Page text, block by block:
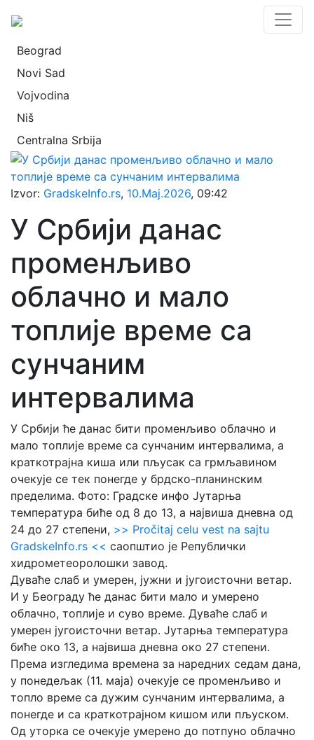
Beograd
Novi Sad
Vojvodina
Niš
Centralna Srbija
Izvor: GradskeInfo.rs, 10.Maj.2026, 09:42
У Србији данас
променљиво
облачно и мало
топлије време са
сунчаним
интервалима
У Србији ће данас бити променљиво облачно и
мало топлије време са сунчаним интервалима, а
краткотрајна киша или пљусак са грмљавином
очекује се тек понегде у брдско-планинским
пределима. Фото: Градске инфо Јутарња
температура биће од 8 до 13, а највиша дневна од
24 до 27 степени, >> Pročitaj celu vest na sajtu
GradskeInfo.rs << саопштио је Републички
хидрометеоролошки завод.
Дуваће слаб и умерен, јужни и југоисточни ветар.
И у Београду ће данас бити мало и умерено
облачно, топлије и суво време. Дуваће слаб и
умерен југоисточни ветар. Јутарња температура
биће око 13, а највиша дневна око 27 степени.
Према изгледима времена за наредних седам дана,
у понедељак (11. маја) очекује се променљиво и
топло време са дужим сунчаним интервалима, а
понегде и са краткотрајном кишом или пљуском.
Од уторка се очекује умерено до потпуно облачно